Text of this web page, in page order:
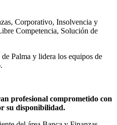
, Corporativo, Insolvencia y
Competencia, Solución de
Palma y lidera los equipos de
profesional comprometido con
su disponibilidad.